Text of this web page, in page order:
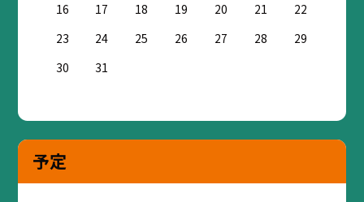
16
17 18 19 20 21
22
23
24 25 26 27 28
29
30
31
予定